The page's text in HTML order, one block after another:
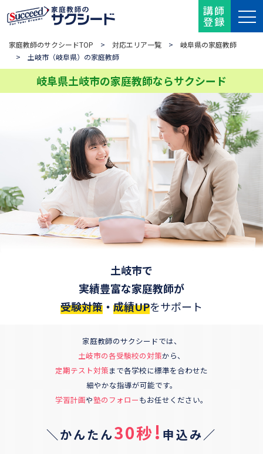
講師
登録
家庭教師のサクシードTOP > 対応エリア一覧 > 岐阜県の家庭教師
> 土岐市（岐阜県）の家庭教師
岐阜県土岐市の家庭教師ならサクシード
土岐市で
実績豊富な家庭教師が
受験対策 ・ 成績UPをサポート
家庭教師のサクシードでは、
土岐市の各受験校の対策から、
定期テスト対策まで各学校に標準を合わせた
細やかな指導が可能です。
学習計画や塾のフォローもお任せください。
＼かんたん30秒! 申込み／